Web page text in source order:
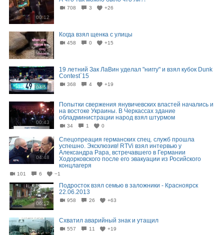
00:12
708 3 +26
00:09
Когда взял щенка с улицы
458 0 +15
04:58
19 летний Зак ЛаВин уделал "ниггу" и взял кубок Dunk
Contest`15
368 4 +19
00:43
Попытки свержения янувичевских властей начались и
на востоке Украины. В Черкассах здание
обладминистрации народ взял штурмом
34 1 0
04:48
Спецопреация германских спец. служб прошла
успешно. Эксклюзив! RTVi взял интервью у
Александра Рара, встречавшего в Германии
Ходорковского после его эвакуации из Росийского
концлагеря
101 6 −1
06:12
Подросток взял семью в заложники - Красноярск
22.06.2013
958 26 +63
Схватил аварийный знак и утащил
557 11 +19